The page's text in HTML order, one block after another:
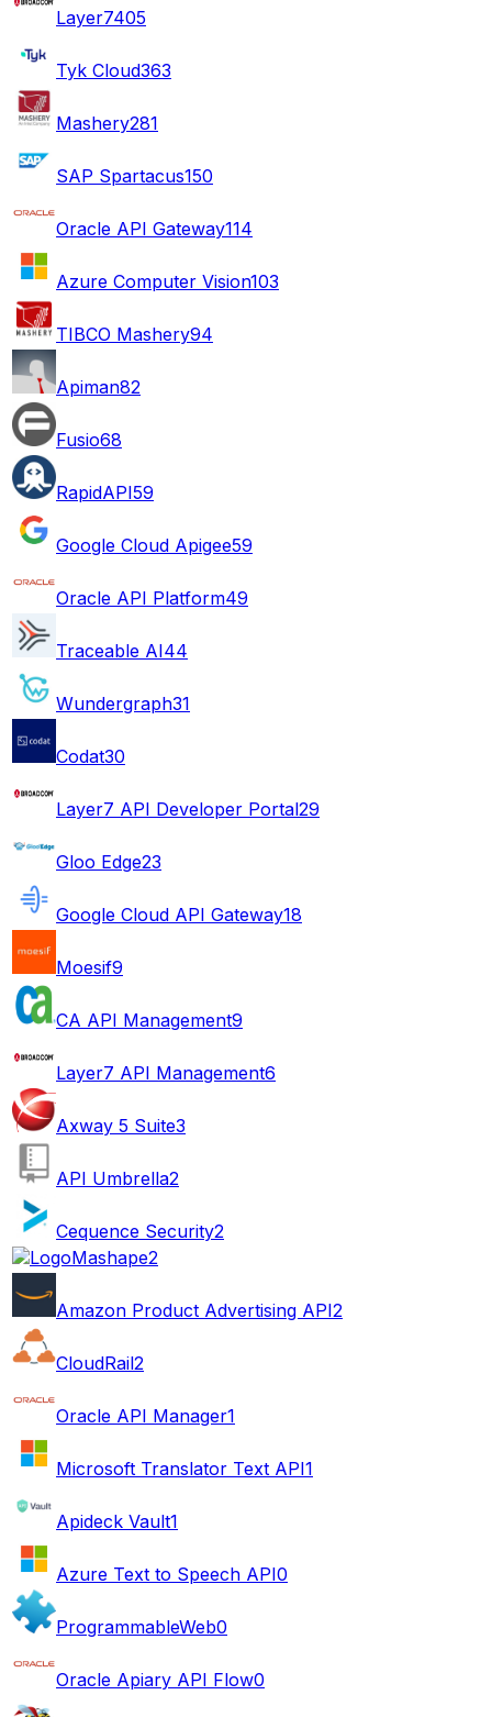
Layer7405
Tyk Cloud363
Mashery281
SAP Spartacus150
Oracle API Gateway114
Azure Computer Vision103
TIBCO Mashery94
Apiman82
Fusio68
RapidAPI59
Google Cloud Apigee59
Oracle API Platform49
Traceable AI44
Wundergraph31
Codat30
Layer7 API Developer Portal29
Gloo Edge23
Google Cloud API Gateway18
Moesif9
CA API Management9
Layer7 API Management6
Axway 5 Suite3
API Umbrella2
Cequence Security2
Mashape2
Amazon Product Advertising API2
CloudRail2
Oracle API Manager1
Microsoft Translator Text API1
Apideck Vault1
Azure Text to Speech API0
ProgrammableWeb0
Oracle Apiary API Flow0